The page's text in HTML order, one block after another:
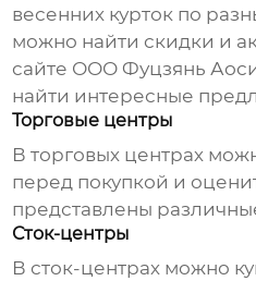
весенних курток по
можно найти скидки и
сайте ООО Фуцзянь
найти интересные
Торговые центры
В торговых центрах
перед покупкой и
представлены
Сток-центры
В сток-центрах можно